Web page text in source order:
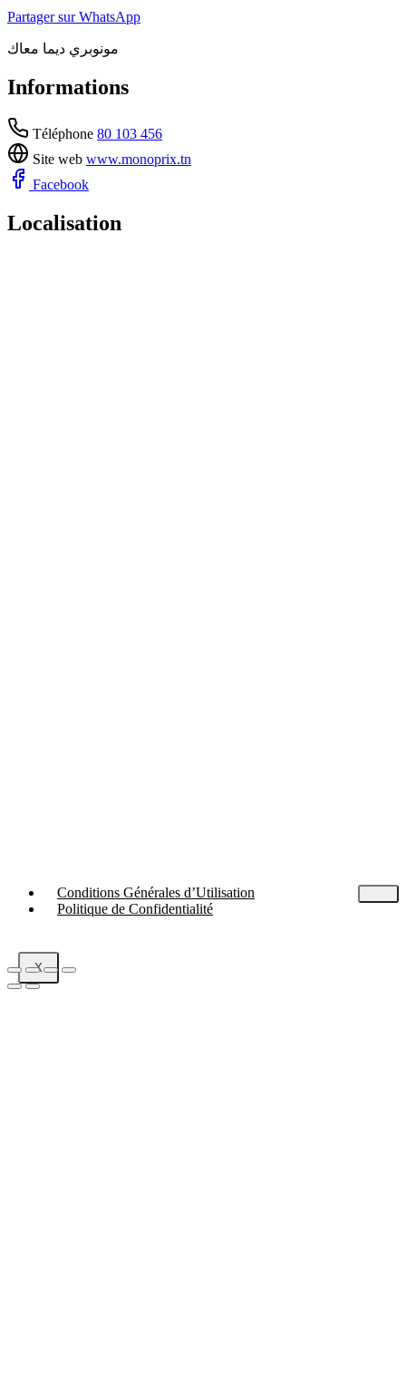
Partager sur WhatsApp
مونوبري ديما معاك
Informations
Téléphone 80 103 456
Site web www.monoprix.tn
Facebook
Localisation
Conditions Générales d’Utilisation
Politique de Confidentialité
X